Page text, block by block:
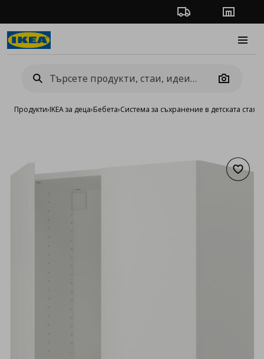
Проследяване на
Camera
Продукти›IKEA за деца›Бебета›Система за съхранение в детската стая